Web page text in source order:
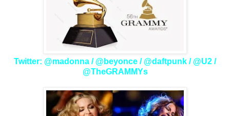
Twitter: @madonna / @beyonce / @daftpunk / @U2 /
@TheGRAMMYs